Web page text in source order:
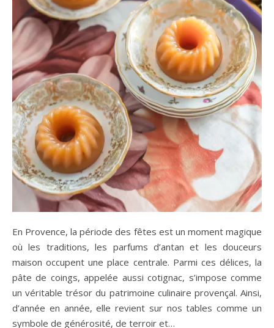
En Provence, la période des fêtes est un moment magique
où les traditions, les parfums d’antan et les douceurs
maison occupent une place centrale. Parmi ces délices, la
pâte de coings, appelée aussi cotignac, s’impose comme
un véritable trésor du patrimoine culinaire provençal. Ainsi,
d’année en année, elle revient sur nos tables comme un
symbole de générosité, de terroir et…